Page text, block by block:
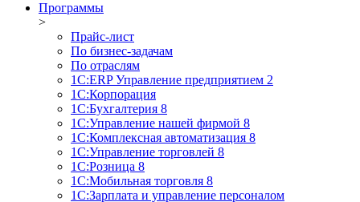
Программы
>
Прайс-лист
По бизнес-задачам
По отраслям
1C:ERP Управление предприятием 2
1С:Корпорация
1С:Бухгалтерия 8
1С:Управление нашей фирмой 8
1С:Комплексная автоматизация 8
1С:Управление торговлей 8
1С:Розница 8
1С:Мобильная торговля 8
1С:Зарплата и управление персоналом